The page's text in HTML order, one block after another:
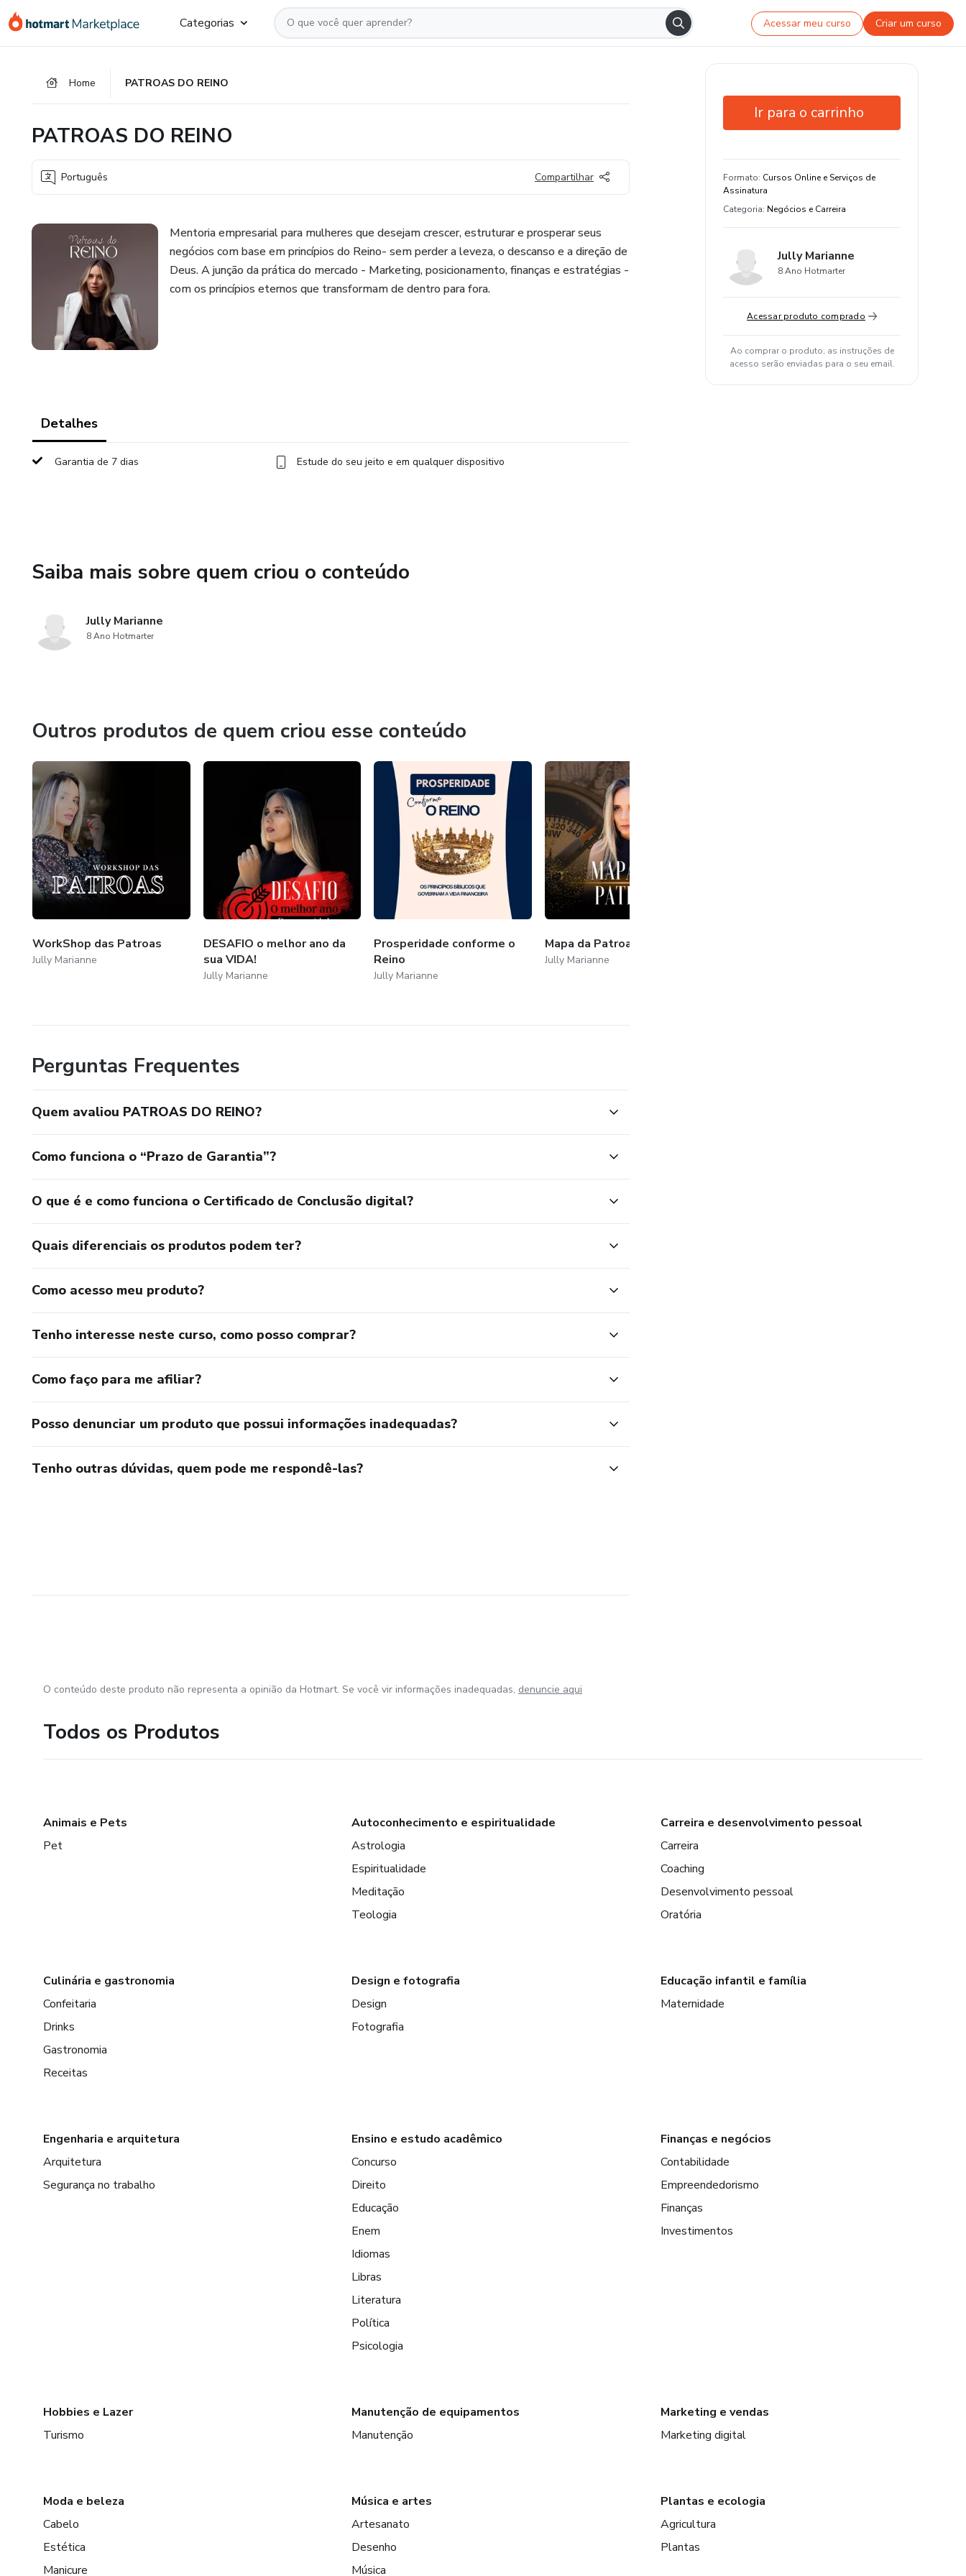
para
para
para
Categorias Acessar meu curso Criar um curso
Home PATROAS DO REINO
PATROAS DO REINO
Português Compartilhar
Mentoria empresarial para mulheres que desejam crescer, estruturar e prosperar seus
negócios com base em princípios do Reino- sem perder a leveza, o descanso e a direção de
Deus. A junção da prática do mercado - Marketing, posicionamento, finanças e estratégias -
com os princípios eternos que transformam de dentro para fora.
Detalhes
Garantia de 7 dias Estude do seu jeito e em qualquer dispositivo
Saiba mais sobre quem criou o conteúdo
Jully Marianne
8 Ano Hotmarter
Outros produtos de quem criou esse conteúdo
WorkShop das Patroas
Jully Marianne
DESAFIO o melhor ano da
sua VIDA!
Jully Marianne
Prosperidade conforme o
Reino
Jully Marianne
Mapa da Patroa
Jully Marianne
Perguntas Frequentes
Quem avaliou PATROAS DO REINO?
Como funciona o “Prazo de Garantia”?
O que é e como funciona o Certificado de Conclusão digital?
Quais diferenciais os produtos podem ter?
Como acesso meu produto?
Tenho interesse neste curso, como posso comprar?
Como faço para me afiliar?
Posso denunciar um produto que possui informações inadequadas?
Tenho outras dúvidas, quem pode me respondê-las?
Ir para o carrinho
Estude do seu jeito e em qualquer
dispositivo
Formato: Cursos Online e Serviços de
Assinatura
Categoria: Negócios e Carreira
Jully Marianne
8 Ano Hotmarter
Acessar produto comprado
Ao comprar o produto, as instruções de
acesso serão enviadas para o seu email.
O conteúdo deste produto não representa a opinião da Hotmart. Se você vir informações inadequadas, denuncie aqui
Todos os Produtos
Animais e Pets
Pet
Autoconhecimento e espiritualidade
Astrologia
Espiritualidade
Meditação
Teologia
Carreira e desenvolvimento pessoal
Carreira
Coaching
Desenvolvimento pessoal
Oratória
Culinária e gastronomia
Confeitaria
Drinks
Gastronomia
Receitas
Design e fotografia
Design
Fotografia
Educação infantil e família
Maternidade
Engenharia e arquitetura
Arquitetura
Segurança no trabalho
Ensino e estudo acadêmico
Concurso
Direito
Educação
Enem
Idiomas
Libras
Literatura
Política
Psicologia
Finanças e negócios
Contabilidade
Empreendedorismo
Finanças
Investimentos
Hobbies e Lazer
Turismo
Manutenção de equipamentos
Manutenção
Marketing e vendas
Marketing digital
Moda e beleza
Cabelo
Estética
Manicure
Música e artes
Artesanato
Desenho
Música
Plantas e ecologia
Agricultura
Plantas